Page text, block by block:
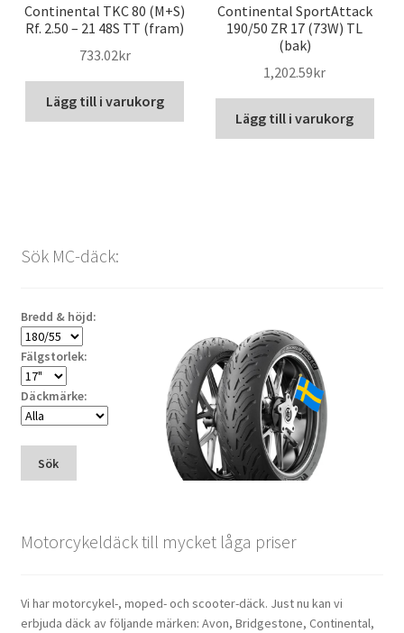
Continental TKC 80 (M+S)
Rf. 2.50 – 21 48S TT (fram)
733.02kr
Lägg till i varukorg
Continental SportAttack
190/50 ZR 17 (73W) TL
(bak)
1,202.59kr
Lägg till i varukorg
Sök MC-däck:
Bredd & höjd:
Fälgstorlek:
Däckmärke:
Sök
Motorcykeldäck till mycket låga priser
Vi har motorcykel-, moped- och scooter-däck. Just nu kan vi
erbjuda däck av följande märken: Avon, Bridgestone, Continental,